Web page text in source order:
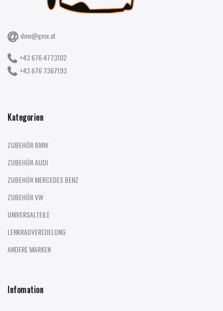
dmv@gmx.at
+43 676 4773102
+43 676 7367193
Kategorien
ZUBEHÖR BMW
ZUBEHÖR AUDI
ZUBEHÖR MERCEDES BENZ
ZUBEHÖR VW
UNIVERSALTEILE
LENKRADVEREDELUNG
ANDERE MARKEN
Infomation